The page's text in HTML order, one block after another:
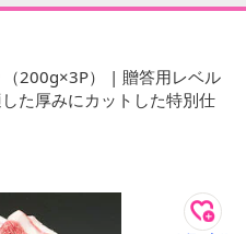
（200g×3P） | 贈答用レベル
た厚みにカットした特別仕